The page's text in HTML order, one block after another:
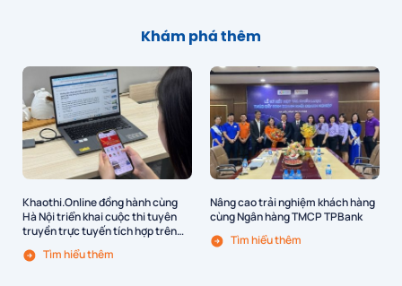
Khám phá thêm
Khaothi.Online đồng hành cùng
Hà Nội triển khai cuộc thi tuyên
truyền trực tuyến tích hợp trên
app iHanoi
Tìm hiểu thêm
Nâng cao trải nghiệm khách hàng
cùng Ngân hàng TMCP TPBank
Tìm hiểu thêm